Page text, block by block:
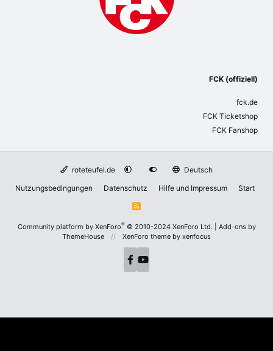
FCK (offiziell)
fck.de
FCK Ticketshop
FCK Fanshop
roteteufel.de
Deutsch
Nutzungsbedingungen
Datenschutz Hilfe und Impressum Start
R
Community platform by XenForo® © 2010-2024 XenForo Ltd.
Add-ons by
ThemeHouse
XenForo theme by xenfocus